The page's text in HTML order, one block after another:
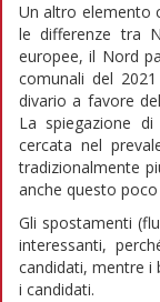
Un altro elemento
le differenze tra
europee, il Nord
comunali del
divario a favore
La spiegazione
cercata nel
tradizionalmente
anche questo
Gli spostamenti
interessanti,
candidati, mentre i
i candidati.